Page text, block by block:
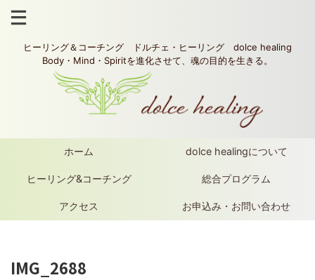
ヒーリング＆コーチング ドルチェ・ヒーリング dolce healing
Body・Mind・Spiritを進化させて、魂の目的を生きる。
ホーム dolce healingについて
ヒーリング&コーチング 総合プログラム
アクセス お申込み・お問い合わせ
IMG_2688